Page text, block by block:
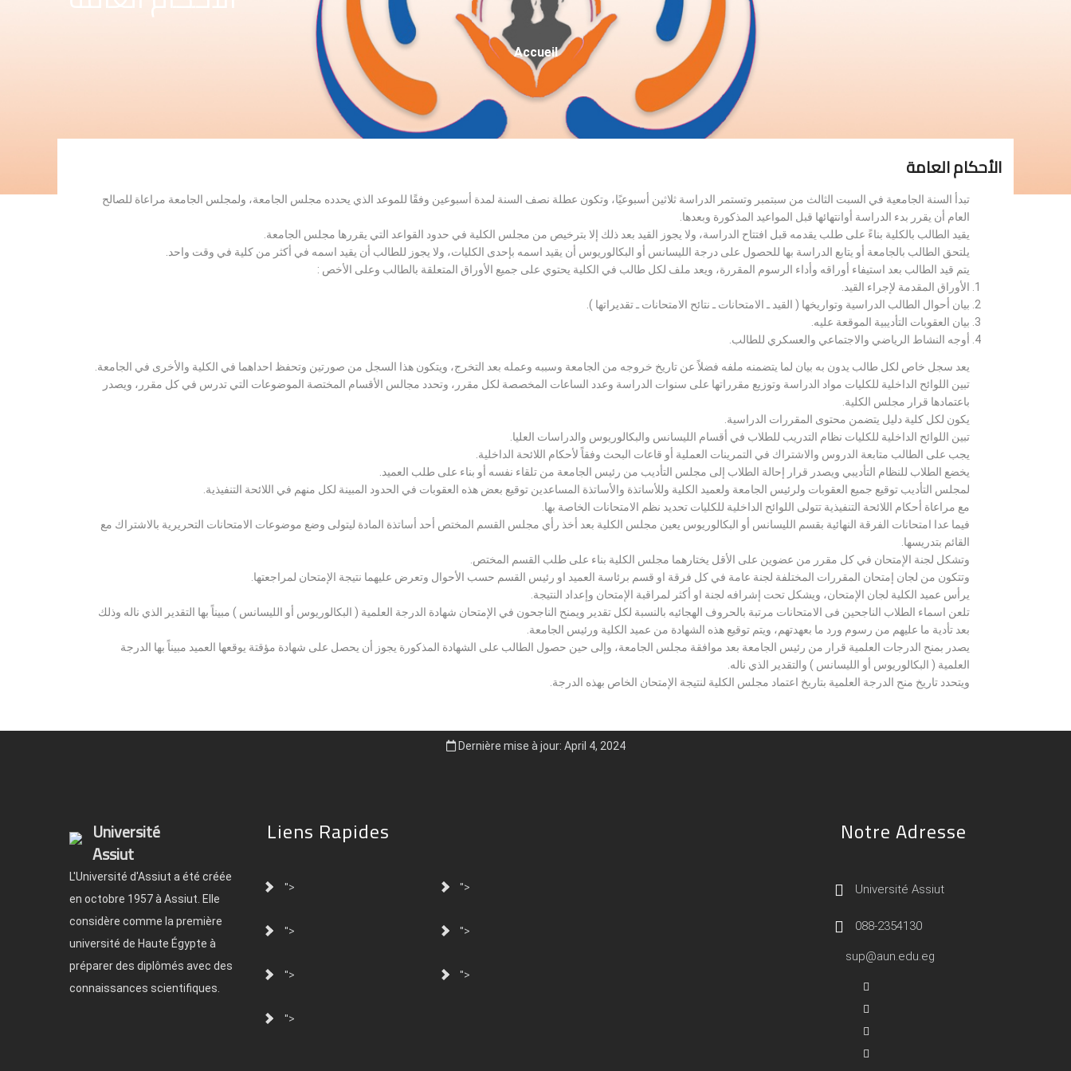
Fil
D'Ariane
Accueil
الأحكام العامة
تبدأ السنة الجامعية في السبت الثالث من سبتمبر وتستمر الدراسة ثلاثين أسبوعيًا، وتكون عطلة نصف السنة لمدة أسبوعين وفقًا للموعد الذي يحدده مجلس الجامعة، ولمجلس الجامعة مراعاة للصالح
العام أن يقرر بدء الدراسة أوانتهائها قبل المواعيد المذكورة وبعدها.
يقيد الطالب بالكلية بناءً على طلب يقدمه قبل افتتاح الدراسة، ولا يجوز القيد بعد ذلك إلا بترخيص من مجلس الكلية في حدود القواعد التي يقررها مجلس الجامعة.
يلتحق الطالب بالجامعة أو يتابع الدراسة بها للحصول على درجة الليسانس أو البكالوريوس أن يقيد اسمه بإحدى الكليات، ولا يجوز للطالب أن يقيد اسمه في أكثر من كلية في وقت واحد.
يتم قيد الطالب بعد استيفاء أوراقه وأداء الرسوم المقررة، ويعد ملف لكل طالب في الكلية يحتوي على جميع الأوراق المتعلقة بالطالب وعلى الأخص :
الأوراق المقدمة لإجراء القيد.
بيان أحوال الطالب الدراسية وتواريخها ( القيد ـ الامتحانات ـ نتائح الامتحانات ـ تقديراتها ).
بيان العقوبات التأديبية الموقعة عليه.
أوجه النشاط الرياضي والاجتماعي والعسكري للطالب.
يعد سجل خاص لكل طالب يدون به بيان لما يتضمنه ملفه فضلاً عن تاريخ خروجه من الجامعة وسببه وعمله بعد التخرج، ويتكون هذا السجل من صورتين وتحفظ احداهما في الكلية والأخرى في الجامعة.
تبين اللوائح الداخلية للكليات مواد الدراسة وتوزيع مقرراتها على سنوات الدراسة وعدد الساعات المخصصة لكل مقرر، وتحدد مجالس الأقسام المختصة الموضوعات التي تدرس في كل مقرر، ويصدر
باعتمادها قرار مجلس الكلية.
يكون لكل كلية دليل يتضمن محتوى المقررات الدراسية.
تبين اللوائح الداخلية للكليات نظام التدريب للطلاب في أقسام الليسانس والبكالوريوس والدراسات العليا.
يجب على الطالب متابعة الدروس والاشتراك في التمرينات العملية أو قاعات البحث وفقاً لأحكام اللائحة الداخلية.
يخضع الطلاب للنظام التأديبي ويصدر قرار إحالة الطلاب إلى مجلس التأديب من رئيس الجامعة من تلقاء نفسه أو بناء على طلب العميد.
لمجلس التأديب توقيع جميع العقوبات ولرئيس الجامعة ولعميد الكلية وللأساتذة والأساتذة المساعدين توقيع بعض هذه العقوبات في الحدود المبينة لكل منهم في اللائحة التنفيذية.
مع مراعاة أحكام اللائحة التنفيذية تتولى اللوائح الداخلية للكليات تحديد نظم الامتحانات الخاصة بها.
فيما عدا امتحانات الفرقة النهائية بقسم الليسانس أو البكالوريوس يعين مجلس الكلية بعد أخذ رأي مجلس القسم المختص أحد أساتذة المادة ليتولى وضع موضوعات الامتحانات التحريرية بالاشتراك مع
القائم بتدريسها.
وتشكل لجنة الإمتحان في كل مقرر من عضوين على الأقل يختارهما مجلس الكلية بناء على طلب القسم المختص.
وتتكون من لجان إمتحان المقررات المختلفة لجنة عامة في كل فرقة او قسم برئاسة العميد او رئيس القسم حسب الأحوال وتعرض عليهما نتيجة الإمتحان لمراجعتها.
يرأس عميد الكلية لجان الإمتحان، ويشكل تحت إشرافه لجنة او أكثر لمراقبة الإمتحان وإعداد النتيجة.
تلعن اسماء الطلاب الناجحين فى الامتحانات مرتبة بالحروف الهجائيه بالنسبة لكل تقدير ويمنح الناجحون في الإمتحان شهادة الدرجة العلمية ( البكالوريوس أو الليسانس ) مبيناً بها التقدير الذي ناله وذلك
بعد تأدية ما عليهم من رسوم ورد ما بعهدتهم، ويتم توقيع هذه الشهادة من عميد الكلية ورئيس الجامعة.
يصدر بمنح الدرجات العلمية قرار من رئيس الجامعة بعد موافقة مجلس الجامعة، وإلى حين حصول الطالب على الشهادة المذكورة يجوز أن يحصل على شهادة مؤقتة يوقعها العميد مبيناً بها الدرجة
العلمية ( البكالوريوس أو الليسانس ) والتقدير الذي ناله.
ويتحدد تاريخ منح الدرجة العلمية بتاريخ اعتماد مجلس الكلية لنتيجة الإمتحان الخاص بهذه الدرجة.
Dernière mise à jour: April 4, 2024
Université
Assiut
L'Université d'Assiut a été créée
en octobre 1957 à Assiut. Elle
considère comme la première
université de Haute Égypte à
préparer des diplômés avec des
connaissances scientifiques.
Liens Rapides
"> ">
"> ">
"> ">
">
Notre Adresse
Université Assiut
088-2354130
sup@aun.edu.eg